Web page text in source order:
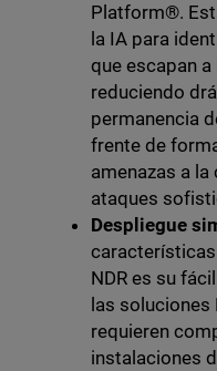
Platform®.
la IA para
que escapan
reduciendo
permanencia
frente de
amenazas a
ataques
Despliegue
NDR es su
las
requieren
instalaciones